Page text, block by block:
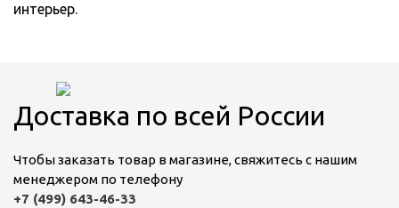
интерьер.
Доставка по всей России
Чтобы заказать товар в магазине, свяжитесь с нашим
менеджером по телефону
+7 (499) 643-46-33